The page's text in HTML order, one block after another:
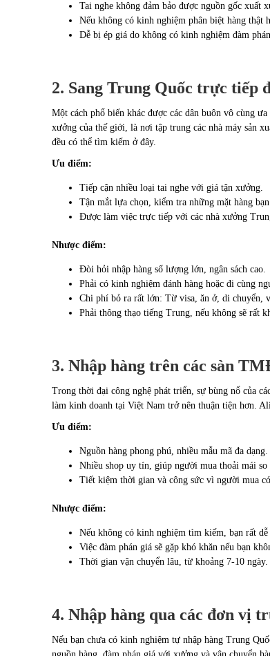
Tai nghe không đảm bảo được nguồn gốc xuất
Nếu không có kinh nghiệm phân biệt hàng thật
Dễ bị ép giá do không có kinh nghiệm đàm
2. Sang Trung Quốc trực tiếp
Một cách phổ biến khác được các dân buôn vô cùng
xưởng của thế giới, là nơi tập trung các nhà máy sản
đều có thể tìm kiếm ở đây.
Ưu điểm:
Tiếp cận nhiều loại tai nghe với giá tận xưởng.
Tận mắt lựa chọn, kiểm tra những mặt hàng
Được làm việc trực tiếp với các nhà xưởng
Nhược điểm:
Đòi hỏi nhập hàng số lượng lớn, ngân sách cao.
Phải có kinh nghiệm đánh hàng hoặc đi cùng
Chi phí bỏ ra rất lớn: Từ visa, ăn ở, di chuyển,
Phải thông thạo tiếng Trung, nếu không sẽ rất
3. Nhập hàng trên các sàn
Trong thời đại công nghệ phát triển, sự bùng nổ của
làm kinh doanh tại Việt Nam trở nên thuận tiện hơn.
Ưu điểm:
Nguồn hàng phong phú, nhiều mẫu mã đa dạng.
Nhiều shop uy tín, giúp người mua thoải mái
Tiết kiệm thời gian và công sức vì người mua
Nhược điểm:
Nếu không có kinh nghiệm tìm kiếm, bạn rất
Việc đàm phán giá sẽ gặp khó khăn nếu bạn
Thời gian vận chuyển lâu, từ khoảng 7-10 ngày.
4. Nhập hàng qua các đơn vị
Nếu bạn chưa có kinh nghiệm tự nhập hàng Trung